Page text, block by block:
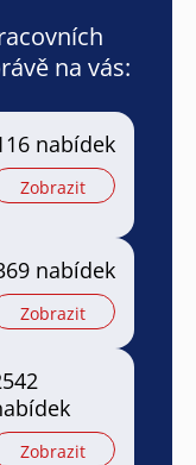
na vás:
nabídek
Zobrazit
nabídek
Zobrazit
Zobrazit